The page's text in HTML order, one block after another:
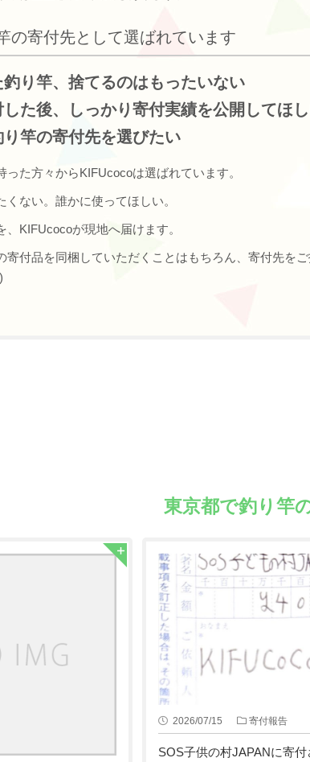
の寄付先として選ばれています
り竿、捨てるのはもったいない
た後、しっかり寄付実績を公開してほ
竿の寄付先を選びたい
った方々からKIFUcocoは選ばれています。
ない。誰かに使ってほしい。
、KIFUcocoが現地へ届けます。
寄付品を同梱していただくことはもちろん、寄付先を
)
東京都で釣り竿
2026/07/15 寄付報告
SOS子供の村JAPANに寄付